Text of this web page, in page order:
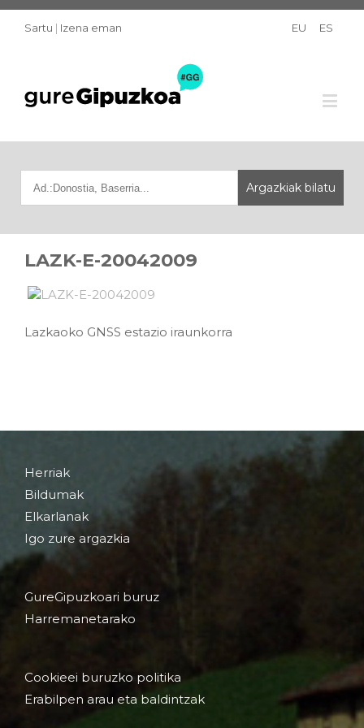
Sartu | Izena eman EU ES
LAZK-E-20042009
Lazkaoko GNSS estazio iraunkorra
Herriak
Bildumak
Elkarlanak
Igo zure argazkia
GureGipuzkoari buruz
Harremanetarako
Cookieei buruzko politika
Erabilpen arau eta baldintzak